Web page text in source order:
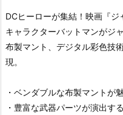
DCヒーローが集結！映画『
キャラクターバットマンがジ
布製マント、デジタル彩色技
現。
・ベンダブルな布製マントが
・豊富な武器パーツが演出す